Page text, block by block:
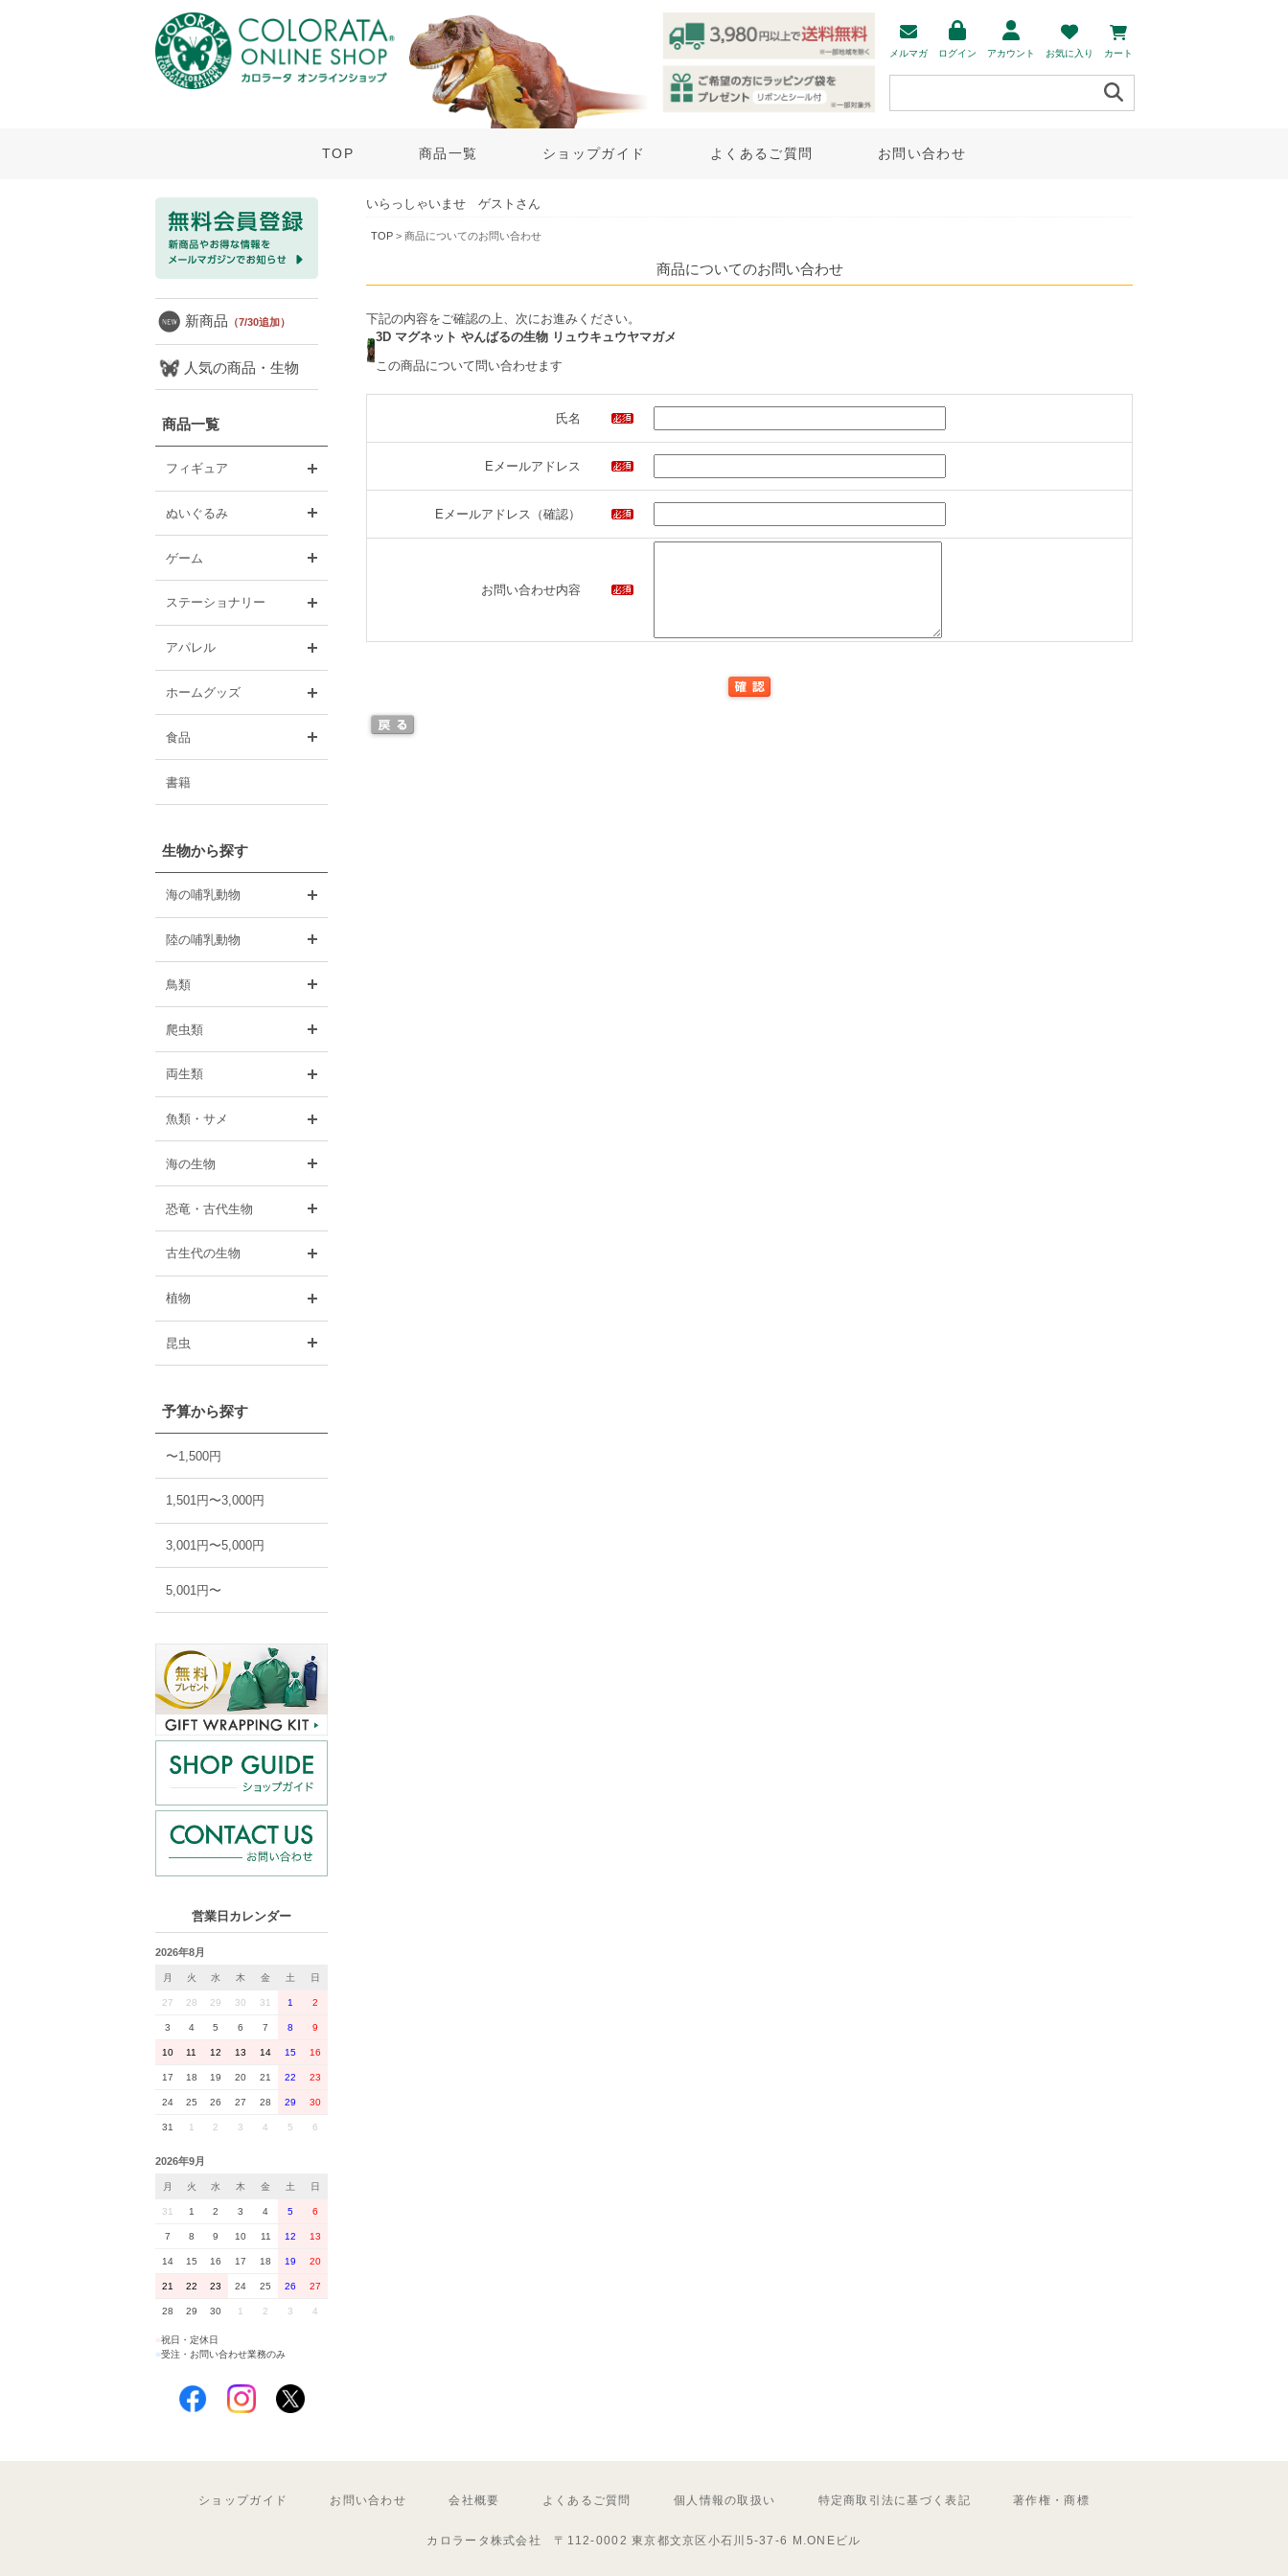
メルマガ ログイン アカウント お気に入り カート
TOP 商品一覧 ショップガイド よくあるご質問 お問い合わせ
新商品 （7/30追加）
人気の商品・生物
商品一覧
フィギュア
ぬいぐるみ
ゲーム
ステーショナリー
アパレル
ホームグッズ
食品
書籍
生物から探す
海の哺乳動物
陸の哺乳動物
鳥類
爬虫類
両生類
魚類・サメ
海の生物
恐竜・古代生物
古生代の生物
植物
昆虫
予算から探す
〜1,500円
1,501円〜3,000円
3,001円〜5,000円
5,001円〜
営業日カレンダー
2026年8月
月 火 水 木 金 土 日
27 28 29 30 31 1 2
3 4 5 6 7 8 9
10 11 12 13 14 15 16
17 18 19 20 21 22 23
24 25 26 27 28 29 30
31 1 2 3 4 5 6
2026年9月
月 火 水 木 金 土 日
31 1 2 3 4 5 6
7 8 9 10 11 12 13
14 15 16 17 18 19 20
21 22 23 24 25 26 27
28 29 30 1 2 3 4
祝日・定休日
■受注・お問い合わせ業務のみ
いらっしゃいませ ゲストさん
TOP > 商品についてのお問い合わせ
商品についてのお問い合わせ
下記の内容をご確認の上、次にお進みください。
3D マグネット やんばるの生物 リュウキュウヤマガメ
この商品について問い合わせます
氏名
Eメールアドレス
Eメールアドレス（確認）
お問い合わせ内容
ショップガイド お問い合わせ 会社概要 よくあるご質問 個人情報の取扱い 特定商取引法に基づく表記 著作権・商標
カロラータ株式会社 〒112-0002 東京都文京区小石川5-37-6 M.ONEビル